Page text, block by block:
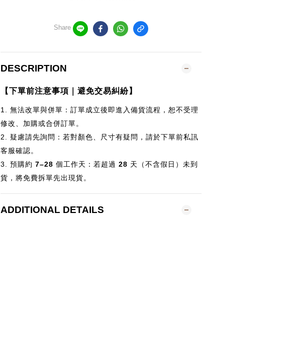
Share
DESCRIPTION
【下單前注意事項｜避免交易糾紛】
1.
無法改單與併單：訂單成立後即進入備貨流程，恕不受理
修改、加購或合併訂單。
2.
疑慮請先詢問：若對顏色、尺寸有疑問，請於下單前私訊
客服確認。
3.
預購約 7–28 個工作天：若超過 28 天（不含假日）未到
貨，將免費拆單先出現貨。
ADDITIONAL DETAILS